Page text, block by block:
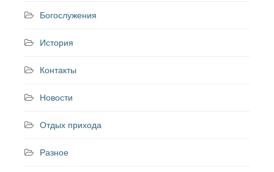
Богослужения
История
Контакты
Новости
Отдых прихода
Разное